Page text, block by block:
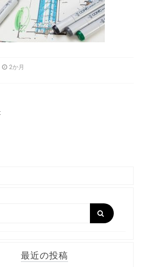
2か月
最近の投稿